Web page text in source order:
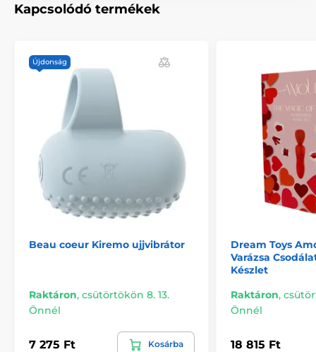
Szilikon vibrátorok
Kapcsolódó termékek
Újdonság
Beau coeur Kiremo ujjvibrátor
Raktáron, csütörtökön 8. 13.
Önnél
7 275 Ft Kosárba
Dream Toys
Varázsa
Készlet
Raktáron,
Önnél
18 815 Ft